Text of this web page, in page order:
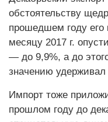
обстоятельству
прошедшем году его
месяцу 2017 г.
— до 9,9%, а до
значению
Импорт тоже
прошлом году до